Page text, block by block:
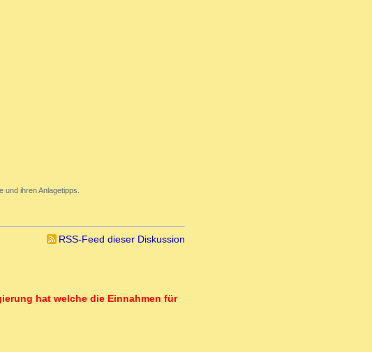
und ihren Anlagetipps.
RSS-Feed dieser Diskussion
hat welche die Einnahmen für